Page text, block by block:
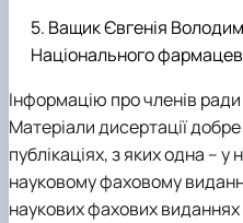
Ващик Євгенія
Національного
Інформацію про членів
Матеріали дисертації
публікаціях, з яких одна –
науковому фаховому
наукових фахових виданнях